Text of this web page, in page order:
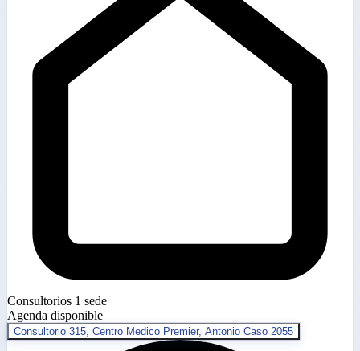
Consultorios 1 sede
Agenda disponible
Consultorio 315, Centro Medico Premier, Antonio Caso 2055